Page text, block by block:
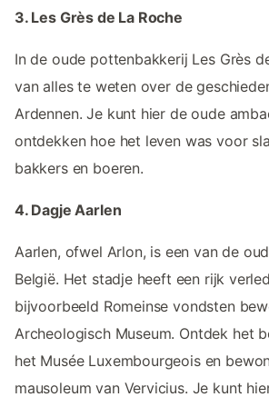
3. Les Grès de La Roche
In de oude pottenbakkerij Les Grès
van alles te weten over de
Ardennen. Je kunt hier de oude
ontdekken hoe het leven was voor
bakkers en boeren.
4. Dagje Aarlen
Aarlen, ofwel Arlon, is een van de
België. Het stadje heeft een rijk
bijvoorbeeld Romeinse vondsten
Archeologisch Museum. Ontdek het
het Musée Luxembourgeois en
mausoleum van Vervicius. Je kunt